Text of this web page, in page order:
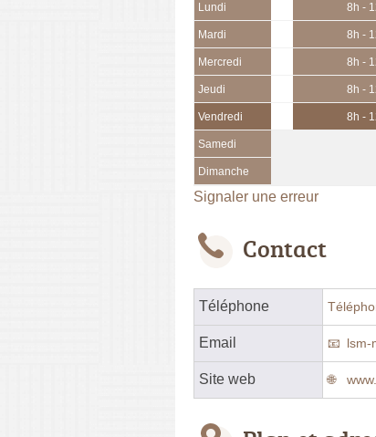
Lundi 8h -
Mardi 8h -
Mercredi 8h -
Jeudi 8h -
Vendredi 8h -
Samedi
Dimanche
Signaler une erreur
Contact
Téléphone
Email
Site web